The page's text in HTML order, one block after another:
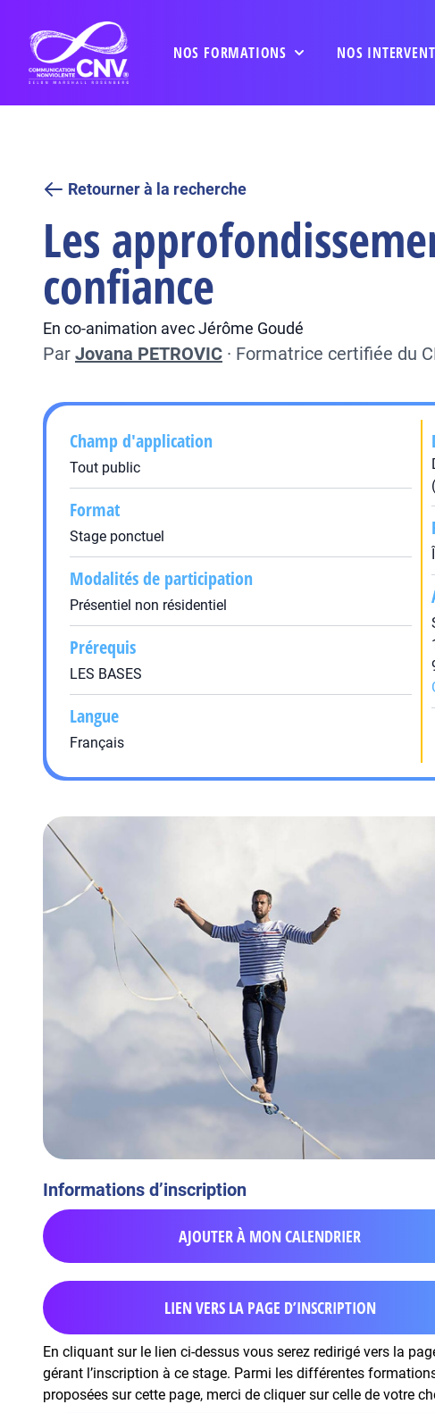
NOS FORMATIONS NOS
Retourner à la recherche
Les
confiance
En co-animation avec Jérôme Goudé
Par Jovana PETROVIC · Formatrice certifiée du
Champ d'application
Tout public
Format
Stage ponctuel
Modalités de participation
Présentiel non résidentiel
Prérequis
LES BASES
Langue
Français
Informations d’inscription
AJOUTER À MON CALENDRIER
LIEN VERS LA PAGE D’INSCRIPTION
En cliquant sur le lien ci-dessus vous serez redirigé vers la
gérant l’inscription à ce stage. Parmi les différentes
proposées sur cette page, merci de cliquer sur celle de votre